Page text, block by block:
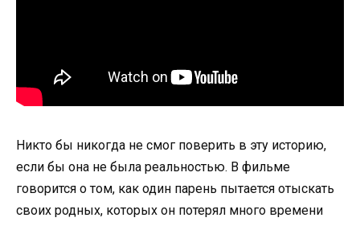
Никто бы никогда не смог поверить в эту историю,
если бы она не была реальностью. В фильме
говорится о том, как один парень пытается отыскать
своих родных, которых он потерял много времени